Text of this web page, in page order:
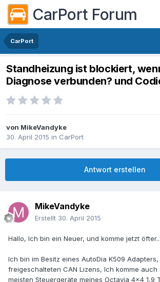
CarPort Forum
CarPort
Standheizung ist blockiert,
Diagnose verbunden? und
von MikeVandyke
30. April 2015 in CarPort
Antwort erstellen
MikeVandyke
Erstellt 30. April 2015
Hallo, Ich bin ein Neuer, und komme jetzt
Ich bin im Besitz eines AutoDia K509
freigeschalteten CAN Lizens, Ich komme
meisten Steuergeräte meines Octavia 4x4 1,9